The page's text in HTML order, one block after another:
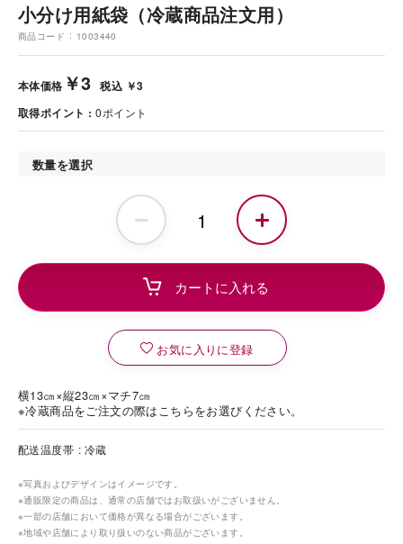
小分け用紙袋（冷蔵商品注文用）
商品コード 1003440
本体価格 ￥3 税込 ￥3
取得ポイント
0ポイント
数量を選択
お気に入りに登録
横13㎝×縦23㎝×マチ7㎝
※冷蔵商品をご注文の際はこちらをお選びください。
配送温度帯 冷蔵
※写真およびデザインはイメージです。
※通販限定の商品は、通常の店舗ではお取扱いがございません。
※一部の店舗において価格が異なる場合がございます。
※地域や店舗により取り扱いのない商品がございます。